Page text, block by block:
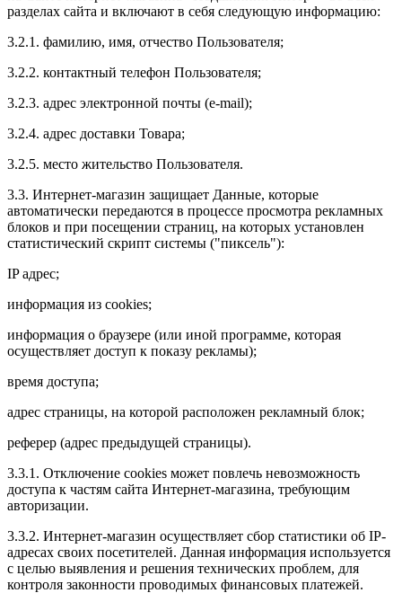
разделах сайта и включают в себя следующую информацию:
3.2.1. фамилию, имя, отчество Пользователя;
3.2.2. контактный телефон Пользователя;
3.2.3. адрес электронной почты (e-mail);
3.2.4. адрес доставки Товара;
3.2.5. место жительство Пользователя.
3.3. Интернет-магазин защищает Данные, которые
автоматически передаются в процессе просмотра рекламных
блоков и при посещении страниц, на которых установлен
статистический скрипт системы ("пиксель"):
IP адрес;
информация из cookies;
информация о браузере (или иной программе, которая
осуществляет доступ к показу рекламы);
время доступа;
адрес страницы, на которой расположен рекламный блок;
реферер (адрес предыдущей страницы).
3.3.1. Отключение cookies может повлечь невозможность
доступа к частям сайта Интернет-магазина, требующим
авторизации.
3.3.2. Интернет-магазин осуществляет сбор статистики об IP-
адресах своих посетителей. Данная информация используется
с целью выявления и решения технических проблем, для
контроля законности проводимых финансовых платежей.